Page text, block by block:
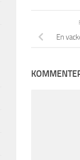
En